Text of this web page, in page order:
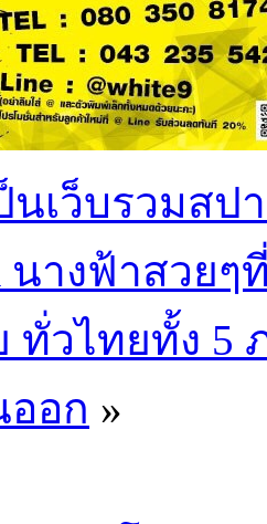
ป็นเว็บรวม
นางฟ้าสวย
ทั่วไทยทั้ง 5
อก »